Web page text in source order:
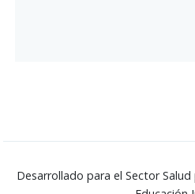
Desarrollado para el Sector